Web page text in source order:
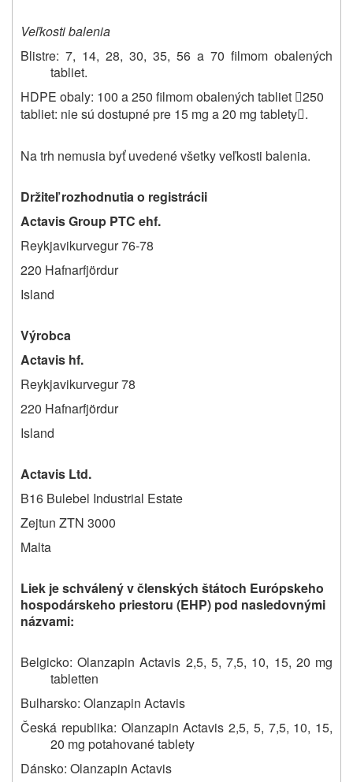
Veľkosti balenia
Blistre: 7, 14, 28, 30, 35, 56 a 70 filmom obalených
tabliet.
HDPE obaly: 100 a 250 filmom obalených tabliet 250
tabliet: nie sú dostupné pre 15 mg a 20 mg tablety.
Na trh nemusia byť uvedené všetky veľkosti balenia.
Držiteľ rozhodnutia o registrácii
Actavis Group PTC ehf.
Reykjavikurvegur 76-78
220 Hafnarfjördur
Island
Výrobca
Actavis hf.
Reykjavikurvegur 78
220 Hafnarfjördur
Island
Actavis Ltd.
B16 Bulebel Industrial Estate
Zejtun ZTN 3000
Malta
Liek je schválený v členských štátoch Európskeho
hospodárskeho priestoru (EHP) pod nasledovnými
názvami:
Belgicko: Olanzapin Actavis 2,5, 5, 7,5, 10, 15, 20 mg
tabletten
Bulharsko: Olanzapin Actavis
Česká republika: Olanzapin Actavis 2,5, 5, 7,5, 10, 15,
20 mg potahované tablety
Dánsko: Olanzapin Actavis